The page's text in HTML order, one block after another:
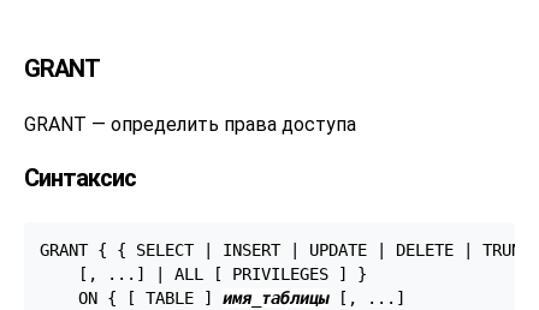
GRANT
GRANT — определить права доступа
Синтаксис
GRANT { { SELECT | INSERT | UPDATE | DELETE |
    [, ...] | ALL [ PRIVILEGES ] }
    ON { [ TABLE ]
имя_таблицы [, ...]